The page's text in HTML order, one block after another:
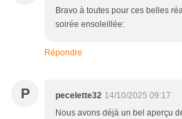
Bravo à toutes pour ces belles
soirée ensoleillée:
Répondre
P pecelette32 14/10/2025 09:17
Nous avons déjà un bel aperçu